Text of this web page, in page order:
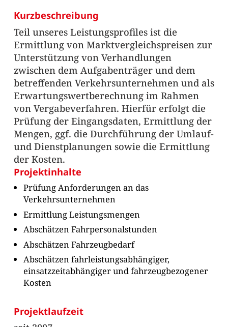
Kurzbeschreibung
Teil unseres Leistungsprofiles ist die
Ermittlung von Marktvergleichspreisen zur
Unterstützung von Verhandlungen
zwischen dem Aufgabenträger und dem
betreffenden Verkehrsunternehmen und als
Erwartungswertberechnung im Rahmen
von Vergabeverfahren. Hierfür erfolgt die
Prüfung der Eingangsdaten, Ermittlung der
Mengen, ggf. die Durchführung der Umlauf-
und Dienstplanungen sowie die Ermittlung
der Kosten.
Projektinhalte
Prüfung Anforderungen an das
Verkehrsunternehmen
Ermittlung Leistungsmengen
Abschätzen Fahrpersonalstunden
Abschätzen Fahrzeugbedarf
Abschätzen fahrleistungsabhängiger,
einsatzzeitabhängiger und fahrzeugbezogener
Kosten
Projektlaufzeit